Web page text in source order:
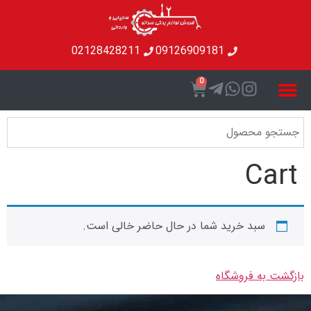
09126909181
02128428211
0
سبد خرید شما در حال حاضر خالی است.
فروشگاه